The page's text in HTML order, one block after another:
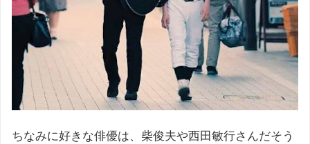
ちなみに好きな俳優は、柴俊夫や西田敏行さんだそう